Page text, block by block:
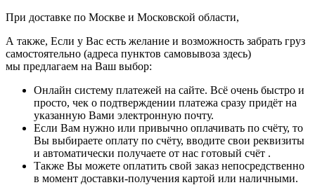
При доставке по Москве и Московской области,
А также, Если у Вас есть желание и возможность забрать груз
самостоятельно (адреса пунктов самовывоза здесь)
мы предлагаем на Ваш выбор:
Онлайн систему платежей на сайте. Всё очень быстро и
просто, чек о подтверждении платежа сразу придёт на
указанную Вами электронную почту.
Если Вам нужно или привычно оплачивать по счёту, то
Вы выбираете оплату по счёту, вводите свои реквизиты
и автоматически получаете от нас готовый счёт .
Также Вы можете оплатить свой заказ непосредственно
в момент доставки-получения картой или наличными.